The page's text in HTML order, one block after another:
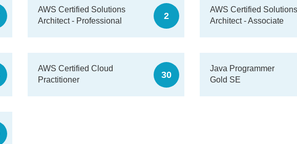
AWS Certified Solutions
Architect - Professional
2
AWS Certified Solutions
Architect - Associate
AWS Certified Cloud
Practitioner
30
Java Programmer
Gold SE